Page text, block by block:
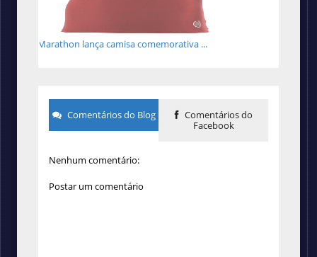
Marathon lança camisa comemorativa ...
Comentários do Blog
Comentários do
Facebook
Nenhum comentário:
Postar um comentário